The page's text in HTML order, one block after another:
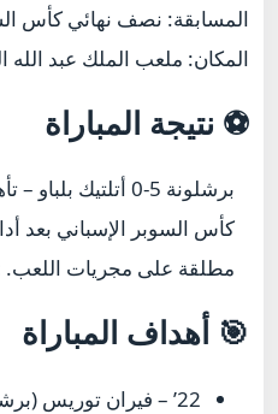
المسابقة: نصف نهائي كأس
المكان: ملعب الملك عبد الله
⚽ نتيجة المباراة
برشلونة 5-0 أتلتيك
كأس السوبر الإسباني بعد
مطلقة على مجريات اللعب.
🎯 أهداف المباراة
22’ – فيران توريس (برشلونة) – الهدف الأول